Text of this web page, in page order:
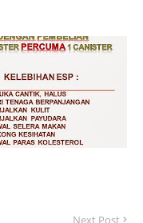
Next Post